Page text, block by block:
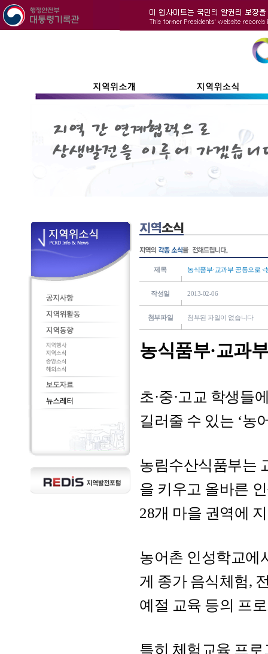
제목 농식품부·교과부 공동으로
작성일 2013-02-06
첨부파일 첨부된 파일이 없습니다
농식품부·교과
초·중·고교 학생들
길러줄 수 있는 ‘농
농림수산식품부는
을 키우고 올바른
28개 마을 권역에
농어촌 인성학교에
게 종가 음식체험,
예절 교육 등의 프
특히 체험교육 프